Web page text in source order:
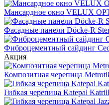
Мансардное окно VELUX
Фасадные панели Döcke-R
Фиброцементный сайдинг
Акция
Композитная черепица
Гибкая черепица Katepal